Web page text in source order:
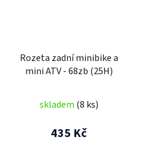
Rozeta zadní minibike a
mini ATV - 68zb (25H)
skladem (8 ks)
435 Kč